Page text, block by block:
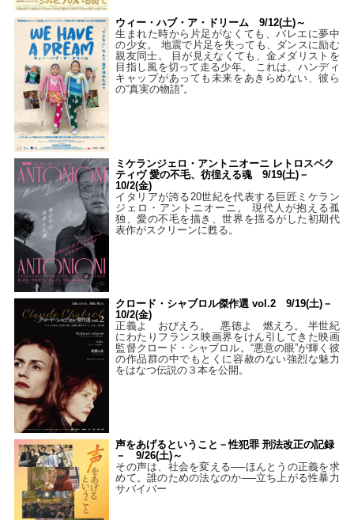
ウィー・ハブ・ア・ドリーム 9/12(土)～
生まれた時から片足がなくても、バレエに夢中
の少女。 地震で片足を失っても、ダンスに励む
親友同士。 目が見えなくても、金メダリストを
目指し風を切って走る少年。 これは、ハンディ
キャップがあっても未来をあきらめない、彼ら
の“真実の物語”。
ミケランジェロ・アントニオーニ レトロスペク
ティヴ 愛の不毛、彷徨える魂 9/19(土)－
10/2(金)
イタリアが誇る20世紀を代表する巨匠ミケラン
ジェロ・アントニオーニ。 現代人が抱える孤
独、愛の不毛を描き、世界を揺るがした初期代
表作がスクリーンに甦る。
クロード・シャブロル傑作選 vol.2 9/19(土)－
10/2(金)
正義よ おびえろ。 悪徳よ 燃えろ。 半世紀
にわたりフランス映画界をけん引してきた映画
監督クロード・シャブロル。“悪意の眼”が輝く彼
の作品群の中でもとくに容赦のない強烈な魅力
をはなつ伝説の３本を公開。
声をあげるということ－性犯罪 刑法改正の記録
－ 9/26(土)～
その声は、社会を変える──ほんとうの正義を求
めて。誰のための法なのか──立ち上がる性暴力
サバイバー